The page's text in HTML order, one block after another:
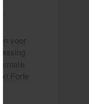
voor
Forte